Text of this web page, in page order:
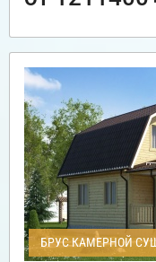
БРУС КАМЕРНОЙ